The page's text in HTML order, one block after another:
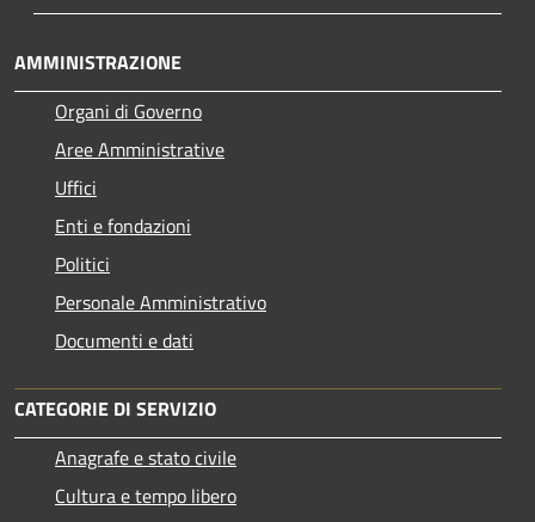
AMMINISTRAZIONE
Organi di Governo
Aree Amministrative
Uffici
Enti e fondazioni
Politici
Personale Amministrativo
Documenti e dati
CATEGORIE DI SERVIZIO
Anagrafe e stato civile
Cultura e tempo libero